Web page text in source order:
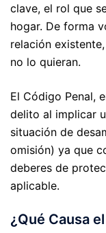
clave, el rol que
hogar. De forma
relación
no lo quieran.
El Código Penal,
delito al implicar
situación de
omisión) ya que
deberes de
aplicable.
¿Qué Causa